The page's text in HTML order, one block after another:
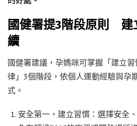
國健署提3階段原則 建
續
國健署建議，孕媽咪可掌握「建立
律」3個階段，依個人運動經驗與孕
式。
安全第一，建立習慣：選擇安全